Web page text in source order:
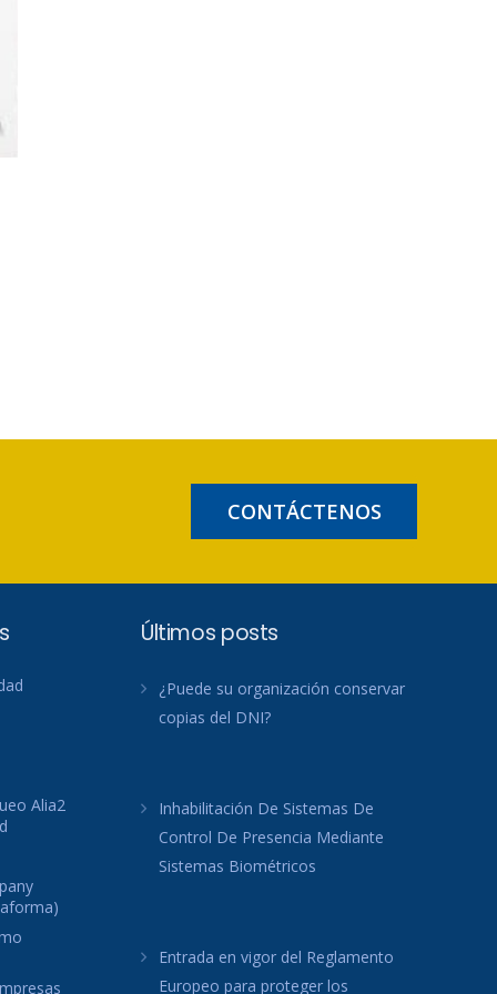
CONTÁCTENOS
Alia2
Últimos posts
¿Puede su organización conservar
copias del DNI?
Inhabilitación De Sistemas De
Control De Presencia Mediante
Sistemas Biométricos
Entrada en vigor del Reglamento
Europeo para proteger los